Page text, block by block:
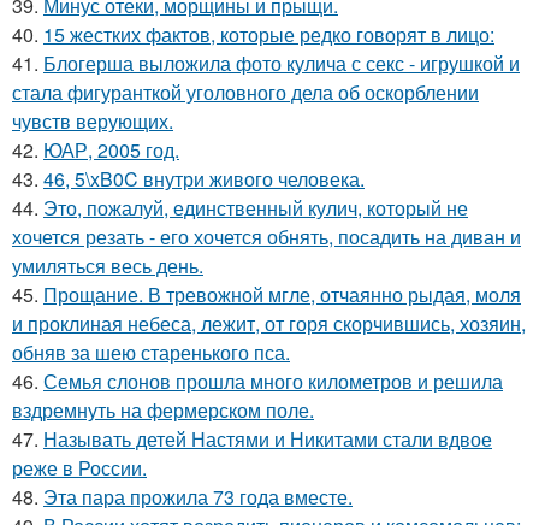
40. 15 жестких фактов, которые редко говорят в лицо:
41. Блогерша выложила фото кулича с секс - игрушкой и
стала фигуранткой уголовного дела об оскорблении
чувств верующих.
42. ЮАР, 2005 год.
43. 46, 5\xB0C внутри живого человека.
44. Это, пожалуй, единственный кулич, который не
хочется резать - его хочется обнять, посадить на диван и
умиляться весь день.
45. Прощание. В тревожной мгле, отчаянно рыдая, моля
и проклиная небеса, лежит, от горя скорчившись, хозяин,
обняв за шею старенького пса.
46. Семья слонов прошла много километров и решила
вздремнуть на фермерском поле.
47. Называть детей Настями и Никитами стали вдвое
реже в России.
48. Эта пара прожила 73 года вместе.